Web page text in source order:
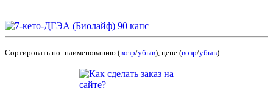
Сортировать по: наименованию (возр/убыв), цене (возр/убыв)